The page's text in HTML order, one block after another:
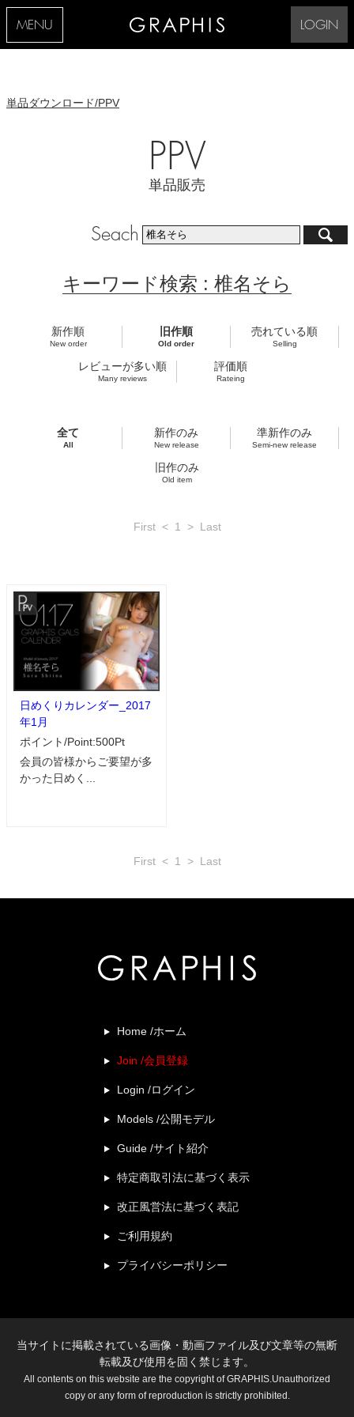
MENU LOGIN
単品ダウンロード/PPV
PPV
単品販売
Seach
キーワード検索 : 椎名そら
新作順
New order
旧作順
Old order
売れている順
Selling
レビューが多い順
Many reviews
評価順
Rateing
全て
All
新作のみ
New release
準新作のみ
Semi-new release
旧作のみ
Old item
First < 1 > Last
日めくりカレンダー_2017
年1月
ポイント/Point:500Pt
会員の皆様からご要望が多
かった日めく...
First < 1 > Last
Home /ホーム
Join /会員登録
Login /ログイン
Models /公開モデル
Guide /サイト紹介
特定商取引法に基づく表示
改正風営法に基づく表記
ご利用規約
プライバシーポリシー
当サイトに掲載されている画像・動画ファイル及び文章等の無断
転載及び使用を固く禁じます。
All contents on this website are the copyright of GRAPHIS.Unauthorized
copy or any form of reproduction is strictly prohibited.